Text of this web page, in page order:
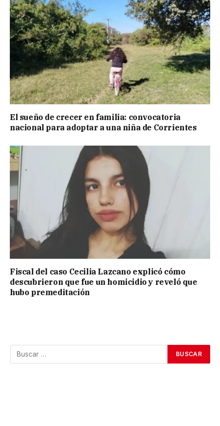
El sueño de crecer en familia: convocatoria
nacional para adoptar a una niña de Corrientes
Fiscal del caso Cecilia Lazcano explicó cómo
descubrieron que fue un homicidio y reveló que
hubo premeditación